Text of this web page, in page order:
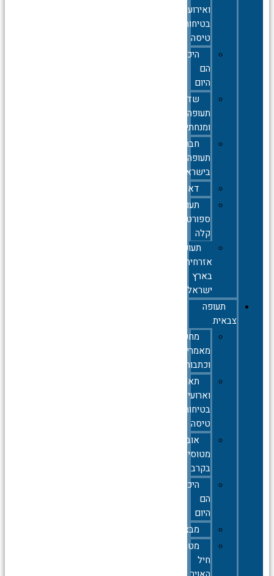
ואירועי
בטיחות
היכן
שדות
תעופה
ומנחתים
חברות
תעופה
בישראל
דאייה
תעופה
ספורטיבית
תעופה
אזרחית
בארץ
ישראל
תעופה
צבאית
מחקרים,
מאמרים
וכתבות
תאונות
וארועי
בטיחות
אובדן
מטוסים
היכן
מבצעים
מטוסי